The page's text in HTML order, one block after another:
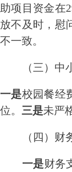
助项目资金在
放不及时 ， 慰
不一致。
（三）
一是校园餐经
位。 三是未严
（四）
一是财务